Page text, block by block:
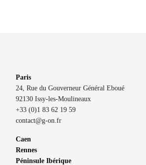
Paris
24, Rue du Gouverneur Général Eboué
92130 Issy-les-Moulineaux
+33 (0)1 83 62 19 59
contact@g-on.fr
Caen
Rennes
Péninsule Ibérique